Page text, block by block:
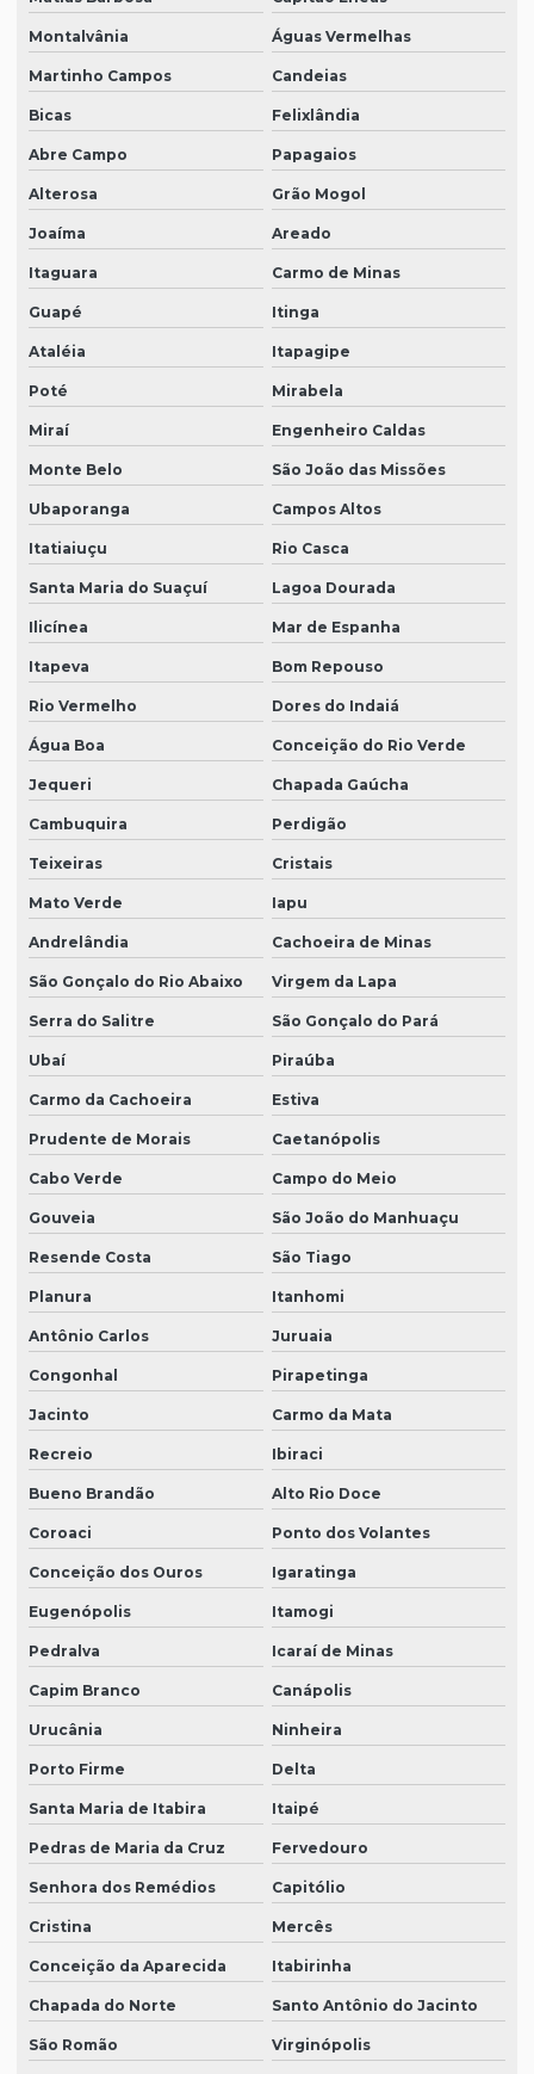
Montalvânia Águas Vermelhas
Martinho Campos Candeias
Bicas Felixlândia
Abre Campo Papagaios
Alterosa Grão Mogol
Joaíma Areado
Itaguara Carmo de Minas
Guapé Itinga
Ataléia Itapagipe
Poté Mirabela
Miraí Engenheiro Caldas
Monte Belo São João das Missões
Ubaporanga Campos Altos
Itatiaiuçu Rio Casca
Santa Maria do Suaçuí Lagoa Dourada
Ilicínea Mar de Espanha
Itapeva Bom Repouso
Rio Vermelho Dores do Indaiá
Água Boa Conceição do Rio Verde
Jequeri Chapada Gaúcha
Cambuquira Perdigão
Teixeiras Cristais
Mato Verde Iapu
Andrelândia Cachoeira de Minas
São Gonçalo do Rio Abaixo Virgem da Lapa
Serra do Salitre São Gonçalo do Pará
Ubaí Piraúba
Carmo da Cachoeira Estiva
Prudente de Morais Caetanópolis
Cabo Verde Campo do Meio
Gouveia São João do Manhuaçu
Resende Costa São Tiago
Planura Itanhomi
Antônio Carlos Juruaia
Congonhal Pirapetinga
Jacinto Carmo da Mata
Recreio Ibiraci
Bueno Brandão Alto Rio Doce
Coroaci Ponto dos Volantes
Conceição dos Ouros Igaratinga
Eugenópolis Itamogi
Pedralva Icaraí de Minas
Capim Branco Canápolis
Urucânia Ninheira
Porto Firme Delta
Santa Maria de Itabira Itaipé
Pedras de Maria da Cruz Fervedouro
Senhora dos Remédios Capitólio
Cristina Mercês
Conceição da Aparecida Itabirinha
Chapada do Norte Santo Antônio do Jacinto
São Romão Virginópolis